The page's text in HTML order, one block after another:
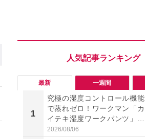
最新 一週間
1
究極の湿度コントロール機能
で蒸れゼロ！ワークマン「カ
イテキ湿度ワークパンツ」29
00円は秋まで快適に履ける
2026/08/06